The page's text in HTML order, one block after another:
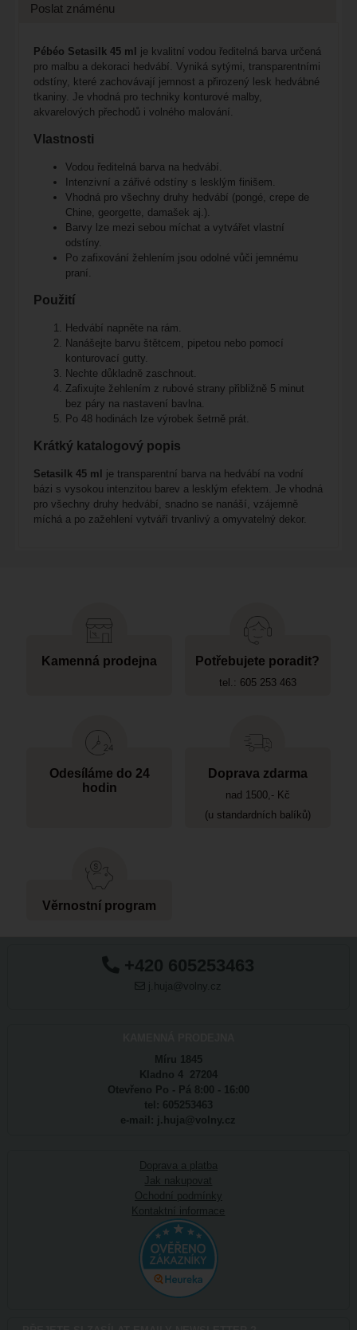
Poslat známénu
Pébéo Setasilk 45 ml
je kvalitní vodou ředitelná barva určená
pro malbu a dekoraci hedvábí. Vyniká sytými, transparentními
odstíny, které zachovávají jemnost a přirozený lesk hedvábné
tkaniny. Je vhodná pro techniky konturové malby,
akvarelových přechodů i volného malování.
Vlastnosti
Vodou ředitelná barva na hedvábí.
Intenzivní a zářivé odstíny s lesklým finišem.
Vhodná pro všechny druhy hedvábí (pongé, crepe de
Chine, georgette, damašek aj.).
Barvy lze mezi sebou míchat a vytvářet vlastní
odstíny.
Po zafixování žehlením jsou odolné vůči jemnému
praní.
Použití
Hedvábí napněte na rám.
Nanášejte barvu štětcem, pipetou nebo pomocí
konturovací gutty.
Nechte důkladně zaschnout.
Zafixujte žehlením z rubové strany přibližně 5 minut
bez páry na nastavení bavlna.
Po 48 hodinách lze výrobek šetrně prát.
Krátký katalogový popis
Setasilk 45 ml
je transparentní barva na hedvábí na vodní
bázi s vysokou intenzitou barev a lesklým efektem. Je vhodná
pro všechny druhy hedvábí, snadno se nanáší, vzájemně
míchá a po zažehlení vytváří trvanlivý a omyvatelný dekor.
Kamenná prodejna Potřebujete poradit?
tel.: 605 253 463
Odesíláme do 24
hodin
Doprava zdarma
nad 1500,- Kč
(u standardních balíků)
Věrnostní program
+420 605253463
j.huja@volny.cz
Míru 1845
Kladno 4 27204
Otevřeno Po - Pá 8:00 - 16:00
tel: 605253463
e-mail: j.huja@volny.cz
Doprava a platba
Jak nakupovat
Ochodní podmínky
Kontaktní informace